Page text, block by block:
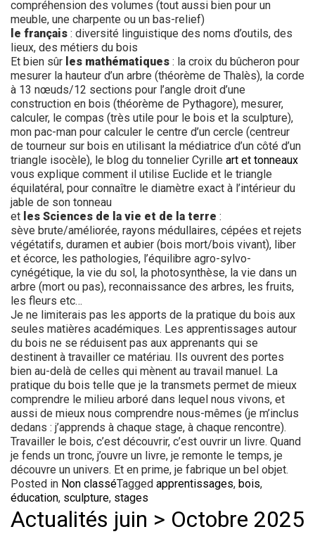
compréhension des volumes (tout aussi bien pour un
meuble, une charpente ou un bas-relief)
le français : diversité linguistique des noms d’outils, des
lieux, des métiers du bois
Et bien sûr les mathématiques : la croix du bûcheron pour
mesurer la hauteur d’un arbre (théorème de Thalès), la corde
à 13 nœuds/12 sections pour l’angle droit d’une
construction en bois (théorème de Pythagore), mesurer,
calculer, le compas (très utile pour le bois et la sculpture),
mon pac-man pour calculer le centre d’un cercle (centreur
de tourneur sur bois en utilisant la médiatrice d’un côté d’un
triangle isocèle), le blog du tonnelier Cyrille art et tonneaux
vous explique comment il utilise Euclide et le triangle
équilatéral, pour connaître le diamètre exact à l’intérieur du
jable de son tonneau
et les Sciences de la vie et de la terre :
sève brute/améliorée, rayons médullaires, cépées et rejets
végétatifs, duramen et aubier (bois mort/bois vivant), liber
et écorce, les pathologies, l’équilibre agro-sylvo-
cynégétique, la vie du sol, la photosynthèse, la vie dans un
arbre (mort ou pas), reconnaissance des arbres, les fruits,
les fleurs etc…
Je ne limiterais pas les apports de la pratique du bois aux
seules matières académiques. Les apprentissages autour
du bois ne se réduisent pas aux apprenants qui se
destinent à travailler ce matériau. Ils ouvrent des portes
bien au-delà de celles qui mènent au travail manuel. La
pratique du bois telle que je la transmets permet de mieux
comprendre le milieu arboré dans lequel nous vivons, et
aussi de mieux nous comprendre nous-mêmes (je m’inclus
dedans : j’apprends à chaque stage, à chaque rencontre).
Travailler le bois, c’est découvrir, c’est ouvrir un livre. Quand
je fends un tronc, j’ouvre un livre, je remonte le temps, je
découvre un univers. Et en prime, je fabrique un bel objet.
Posted in Non classéTagged apprentissages, bois,
éducation, sculpture, stages
Actualités juin > Octobre 2025